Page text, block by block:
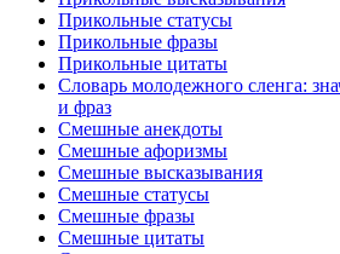
Прикольные статусы
Прикольные фразы
Прикольные цитаты
Словарь молодежного сленга:
и фраз
Смешные анекдоты
Смешные афоризмы
Смешные высказывания
Смешные статусы
Смешные фразы
Смешные цитаты